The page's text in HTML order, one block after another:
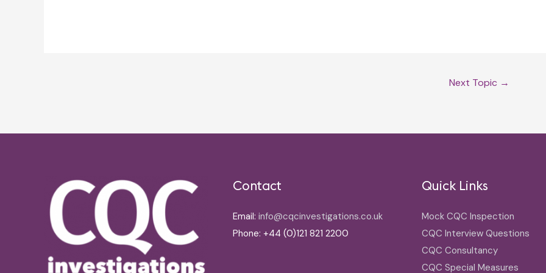
Next Topic →
Contact
Email: info@cqcinvestigations.co.uk
Phone: +44 (0)121 821 2200
Quick Links
Mock CQC Inspection
CQC Interview Questions
CQC Consultancy
CQC Special Measures